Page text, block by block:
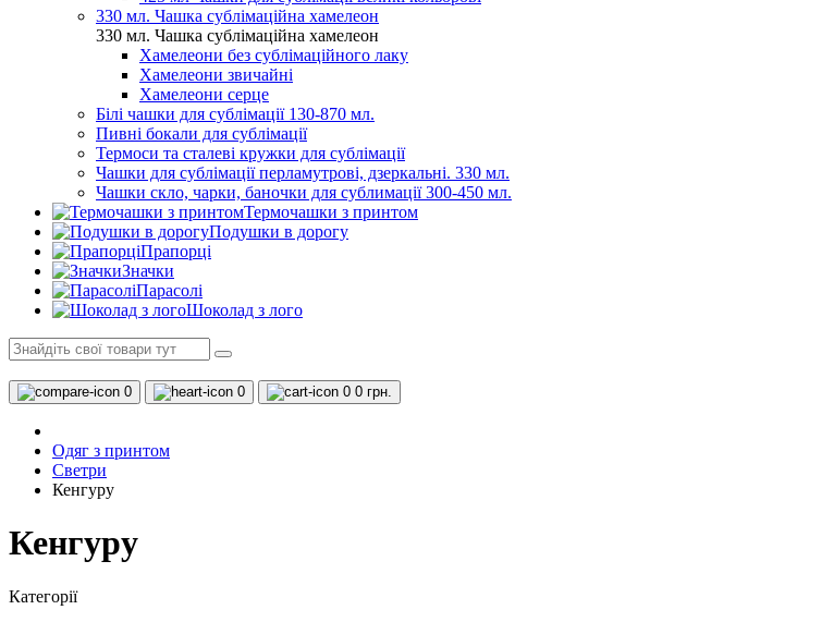
330 мл. Чашка сублімаційна хамелеон
330 мл. Чашка сублімаційна хамелеон
Хамелеони без сублімаційного лаку
Хамелеони звичайні
Хамелеони серце
Білі чашки для сублімації 130-870 мл.
Пивні бокали для сублімації
Термоси та сталеві кружки для сублімації
Чашки для сублімації перламутрові, дзеркальні. 330 мл.
Чашки скло, чарки, баночки для сублимації 300-450 мл.
Термочашки з принтом
Подушки в дорогу
Прапорці
Значки
Парасолі
Шоколад з лого
0 0 0 0 грн.
Одяг з принтом
Светри
Кенгуру
Кенгуру
Категорії